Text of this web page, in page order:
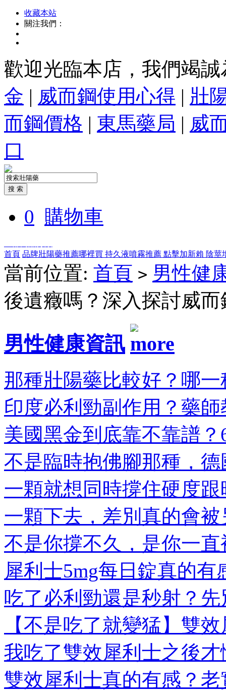
收藏本站
關注我們：
歡迎光臨本店，我們竭
金 | 威而鋼使用心得 | 壯
而鋼價格 | 東馬藥局 | 威
口
0 購物車
首頁 品牌壯陽藥推薦哪裡買 持久液噴霧推薦 點擊加新賴 陰莖
當前位置: 首頁 > 男性健
後遺癥嗎？深入探討威
男性健康資訊
那種壯陽藥比較好？哪
印度必利勁副作用？藥
美國黑金到底靠不靠譜？
不是臨時抱佛腳那種，
一顆就想同時撐住硬度
一顆下去，差別真的會
不是你撐不久，是你一
犀利士5mg每日錠真的有
吃了必利勁還是秒射？
【不是吃了就變猛】雙
我吃了雙效犀利士之後
雙效犀利士真的有感？